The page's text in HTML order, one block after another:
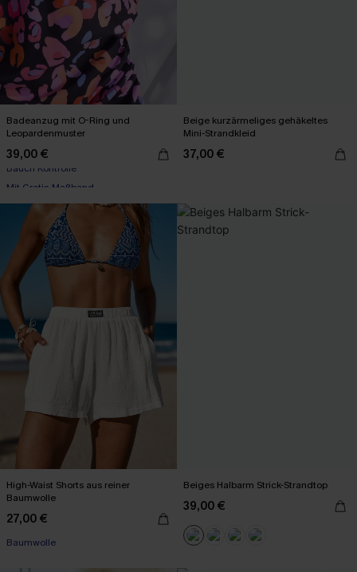
Badeanzug mit O-Ring und
Leopardenmuster
39,00 €
Mit Gratis-Maßband
Beige kurzärmeliges gehäkeltes
Mini-Strandkleid
37,00 €
High-Waist Shorts aus reiner
Baumwolle
27,00 €
Baumwolle
Beiges Halbarm Strick-Strandtop
39,00 €